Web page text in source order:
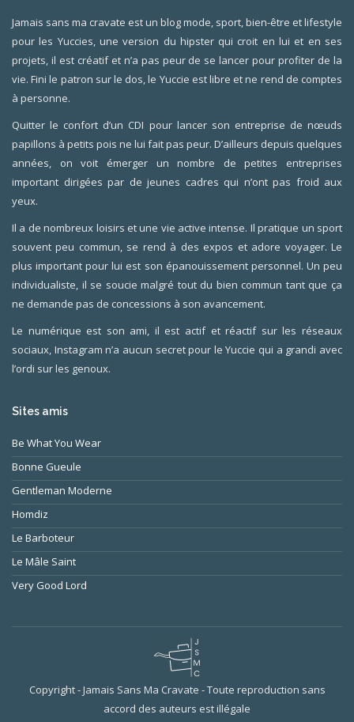
Jamais sans ma cravate est un blog mode, sport, bien-être et lifestyle
pour les Yuccies, une version du hipster qui croit en lui et en ses
projets, il est créatif et n’a pas peur de se lancer pour profiter de la
vie. Fini le patron sur le dos, le Yuccie est libre et ne rend de comptes
à personne.
Quitter le confort d’un CDI pour lancer son entreprise de nœuds
papillons à petits pois ne lui fait pas peur. D’ailleurs depuis quelques
années, on voit émerger un nombre de petites entreprises
important dirigées par de jeunes cadres qui n’ont pas froid aux
yeux.
Il a de nombreux loisirs et une vie active intense. Il pratique un sport
souvent peu commun, se rend à des expos et adore voyager. Le
plus important pour lui est son épanouissement personnel. Un peu
individualiste, il se soucie malgré tout du bien commun tant que ça
ne demande pas de concessions à son avancement.
Le numérique est son ami, il est actif et réactif sur les réseaux
sociaux, Instagram n’a aucun secret pour le Yuccie qui a grandi avec
l’ordi sur les genoux.
Sites amis
Be What You Wear
Bonne Gueule
Gentleman Moderne
Homdiz
Le Barboteur
Le Mâle Saint
Very Good Lord
Copyright - Jamais Sans Ma Cravate - Toute reproduction sans
accord des auteurs est illégale